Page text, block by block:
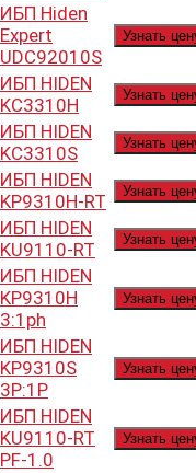
ИБП Hiden
Expert
UDC92010S
Узнать
ИБП HIDEN
KC3310H
Узнать
ИБП HIDEN
KC3310S
Узнать
ИБП HIDEN
KP9310H-RT
Узнать
ИБП HIDEN
KU9110-RT
Узнать
ИБП HIDEN
KP9310H
3:1ph
Узнать
ИБП HIDEN
KP9310S
3P:1P
Узнать
ИБП HIDEN
KU9110-RT
PF-1.0
Узнать